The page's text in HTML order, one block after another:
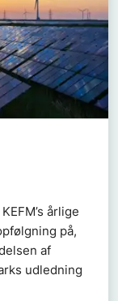
årlige
på,
af
udledning